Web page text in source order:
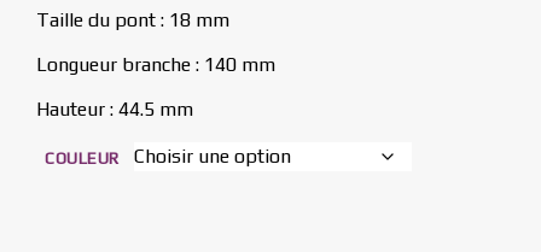
Taille du pont : 18 mm
Longueur branche : 140 mm
Hauteur : 44.5 mm
COULEUR